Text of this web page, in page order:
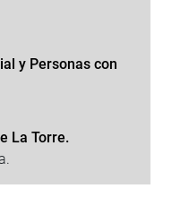
y Personas con
La Torre.